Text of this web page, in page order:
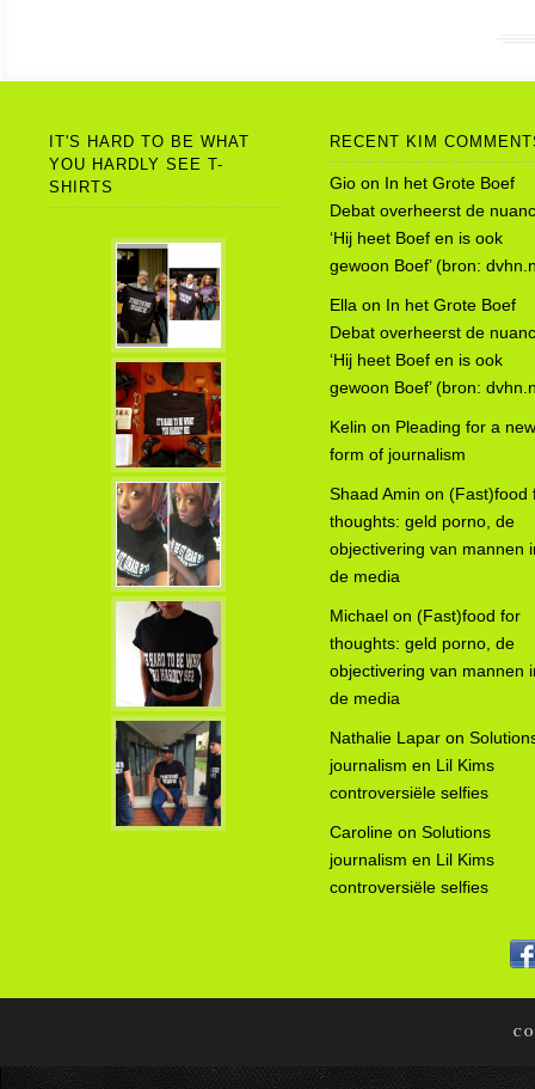
IT'S HARD TO BE WHAT
YOU HARDLY SEE T-
SHIRTS
RECENT KIM
Gio on In het Grote Boef
Debat overheerst de
‘Hij heet Boef en is ook
gewoon Boef’ (bron:
Ella on In het Grote Boef
Debat overheerst de
‘Hij heet Boef en is ook
gewoon Boef’ (bron:
Kelin on Pleading for a new
form of journalism
Shaad Amin on (Fast)food
thoughts: geld porno, de
objectivering van mannen
de media
Michael on (Fast)food for
thoughts: geld porno, de
objectivering van mannen
de media
Nathalie Lapar on
journalism en Lil Kims
controversiële selfies
Caroline on Solutions
journalism en Lil Kims
controversiële selfies